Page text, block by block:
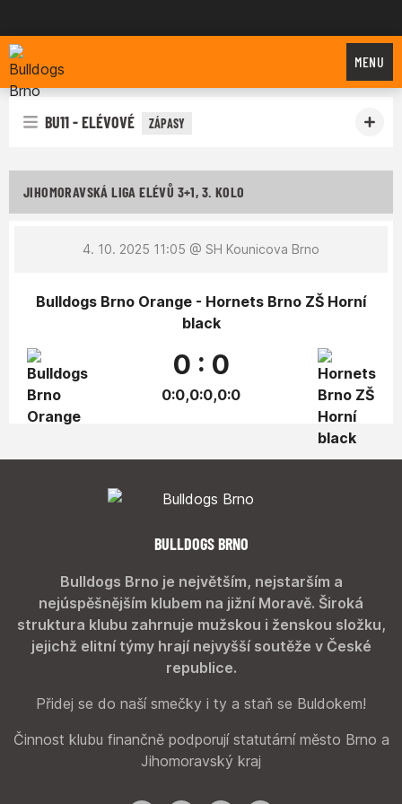
Bulldogs Brno
MENU
BU11 - ELÉVOVÉ ZÁPASY
JIHOMORAVSKÁ LIGA ELÉVŮ 3+1, 3. KOLO
4. 10. 2025 11:05 @ SH Kounicova Brno
Bulldogs Brno Orange - Hornets Brno ZŠ Horní
black
0 : 0
0:0,0:0,0:0
BULLDOGS BRNO
Bulldogs Brno je největším, nejstarším a
nejúspěšnějším klubem na jižní Moravě. Široká
struktura klubu zahrnuje mužskou i ženskou složku,
jejichž elitní týmy hrají nejvyšší soutěže v České
republice.
Přidej se do naší smečky i ty a staň se Buldokem!
Činnost klubu finančně podporují statutární město Brno a
Jihomoravský kraj